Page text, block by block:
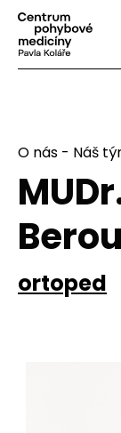
O nás - Náš
ortoped